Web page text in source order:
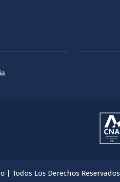
Todos Los Derechos Reservados